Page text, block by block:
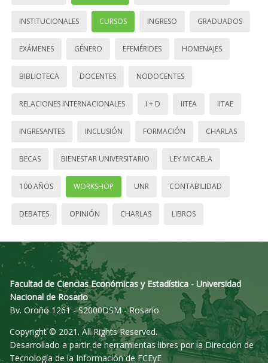
INSTITUCIONALES CURSOS INGRESO GRADUADOS
EXÁMENES GÉNERO EFEMÉRIDES HOMENAJES
BIBLIOTECA DOCENTES NODOCENTES
RELACIONES INTERNACIONALES I + D IITEA IITAE
INGRESANTES INCLUSIÓN FORMACIÓN CHARLAS
BECAS BIENESTAR UNIVERSITARIO LEY MICAELA
100 AÑOS WORKSHOP UNR CONTABILIDAD
DEBATES OPINIÓN CHARLAS LIBROS
Facultad de Ciencias Económicas y Estadística - Universidad
Nacional de Rosario
Bv. Oroño 1261 - S2000DSM - Rosario
Copyright © 2021. All Rights Reserved.
Desarrollado a partir de herramientas libres por la Dirección de
Tecnología de la Información de FCEyE